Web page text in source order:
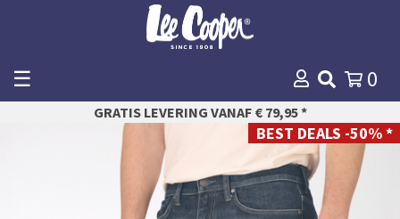
☰ 0
WINKELMANDJE
AFREKENEN
GRATIS LEVERING VANAF € 79,95 *
BEST DEALS -50% *